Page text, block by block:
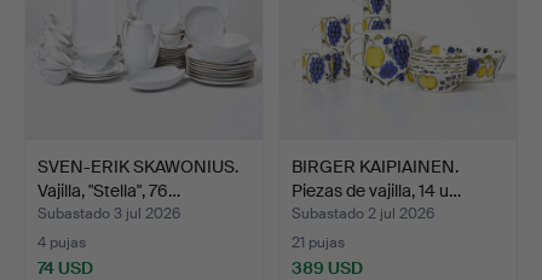
SVEN-ERIK SKAWONIUS.
Vajilla, "Stella", 76…
Subastado 3 jul 2026
4 pujas
74 USD
BIRGER KAIPIAINEN.
Piezas de vajilla, 14 u…
Subastado 2 jul 2026
21 pujas
389 USD